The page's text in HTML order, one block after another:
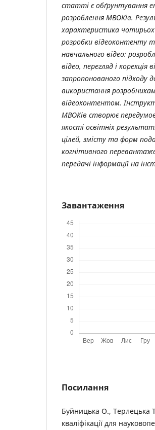
статті є обґрунтування
розроблення МВОКів.
характеристика
розробки відеоконтенту
навчального відео:
відео, перегляд і корекція
запропонованого підходу
використання
відеоконтентом.
МВОКів створює
якості освітніх
цілей, змісту та форм
когнітивного
передачі інформації на
Завантаження
Посилання
Буйницька О., Терлецька
кваліфікації для